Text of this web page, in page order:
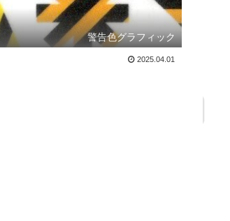
警告色グラフィック
2025.04.01